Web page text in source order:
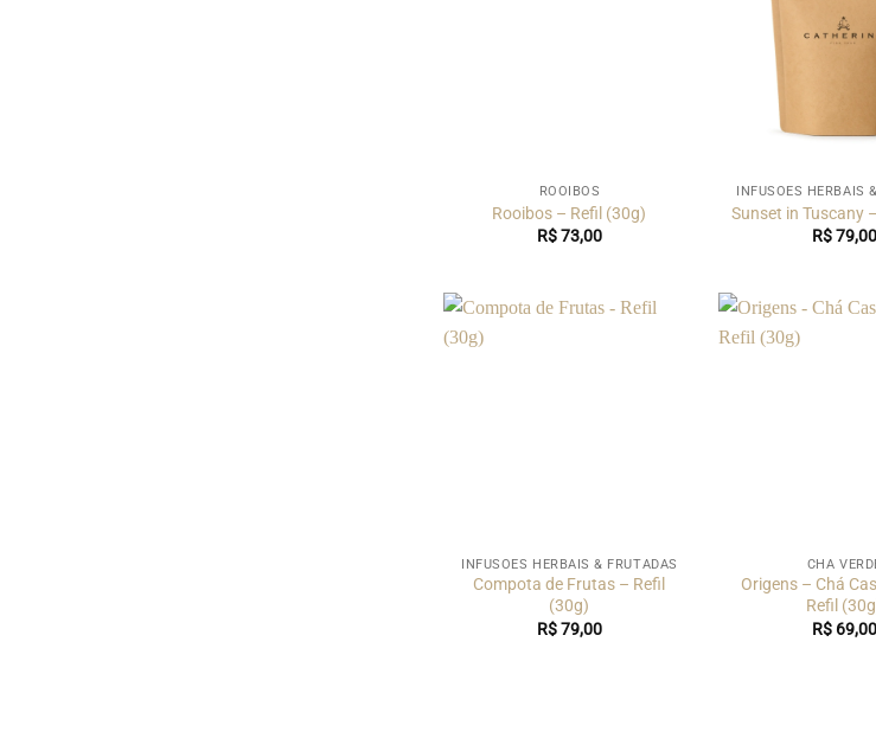
ROOIBOS
Rooibos – Refil (30g)
R$73,00
INFUSÕES HERBAIS
Sunset in Tuscany
R$79,00
INFUSÕES HERBAIS & FRUTADAS
Compota de Frutas – Refil
(30g)
R$79,00
CHÁ
Origens – Chá
Refil
R$69,00